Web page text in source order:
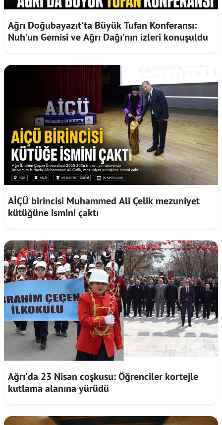
Ağrı Doğubayazıt'ta Büyük Tufan Konferansı:
Nuh'un Gemisi ve Ağrı Dağı'nın izleri konuşuldu
AİÇÜ birincisi Muhammed Ali Çelik mezuniyet
kütüğüne ismini çaktı
Ağrı'da 23 Nisan coşkusu: Öğrenciler kortejle
kutlama alanına yürüdü